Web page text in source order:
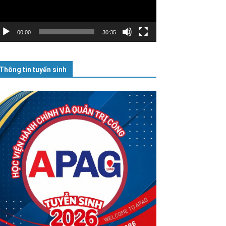
00:00 30:35
Thông tin tuyển sinh